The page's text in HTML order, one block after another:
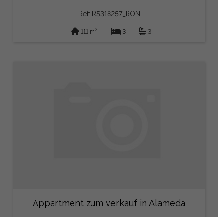
Ref: R5318257_RON
111 m2 3 3
Appartment zum verkauf in Alameda